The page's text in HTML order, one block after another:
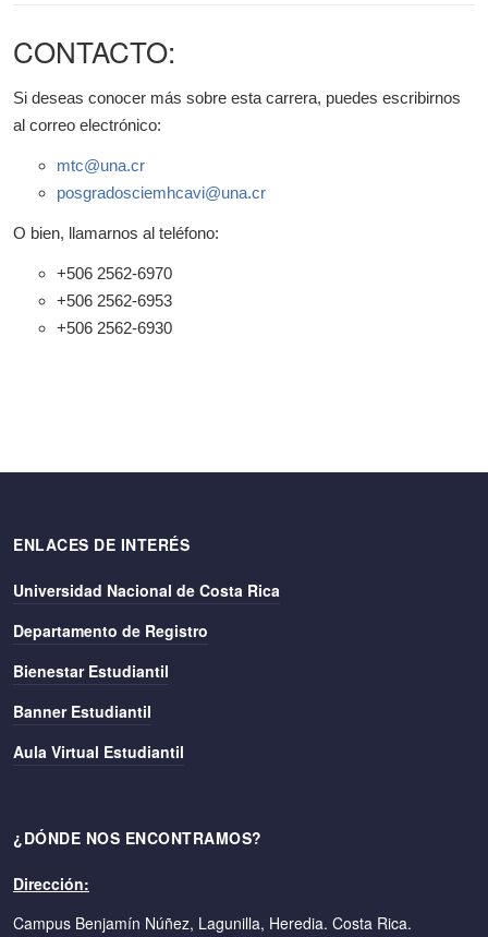
CONTACTO:
Si deseas conocer más sobre esta carrera, puedes escribirnos
al correo electrónico:
mtc@una.cr
posgradosciemhcavi@una.cr
O bien, llamarnos al teléfono:
+506 2562-6970
+506 2562-6953
+506 2562-6930
ENLACES DE INTERÉS
Universidad Nacional de Costa Rica
Departamento de Registro
Bienestar Estudiantil
Banner Estudiantil
Aula Virtual Estudiantil
¿DÓNDE NOS ENCONTRAMOS?
Dirección:
Campus Benjamín Núñez, Lagunilla, Heredia. Costa Rica.